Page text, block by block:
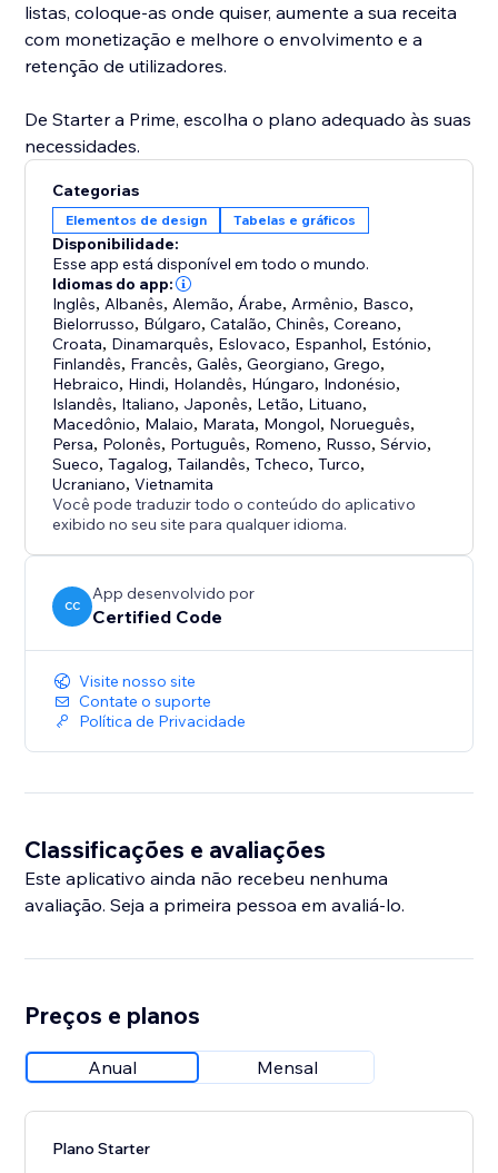
listas, coloque-as onde quiser, aumente a sua receita
com monetização e melhore o envolvimento e a
retenção de utilizadores.
De Starter a Prime, escolha o plano adequado às suas
necessidades.
Categorias
Elementos de design Tabelas e gráficos
Disponibilidade:
Esse app está disponível em todo o mundo.
Idiomas do app:
Inglês, Albanês, Alemão, Árabe, Armênio, Basco,
Bielorrusso, Búlgaro,Catalão,Chinês,Coreano,
Croata, Dinamarquês, Eslovaco, Espanhol, Estónio,
Finlandês, Francês,Galês,Georgiano,Grego,
Hebraico, Hindi, Holandês, Húngaro, Indonésio,
Islandês, Italiano, Japonês, Letão, Lituano,
Macedônio, Malaio, Marata, Mongol, Norueguês,
Persa, Polonês, Português, Romeno, Russo,Sérvio,
Sueco,Tagalog,Tailandês,Tcheco,Turco,
Ucraniano,Vietnamita
Você pode traduzir todo o conteúdo do aplicativo
exibido no seu site para qualquer idioma.
CC
App desenvolvido por
Certified Code
Visite nosso site
Contate o suporte
Política de Privacidade
Classificações e avaliações
Este aplicativo ainda não recebeu nenhuma
avaliação. Seja a primeira pessoa em avaliá-lo.
Preços e planos
Anual Mensal
Plano Starter